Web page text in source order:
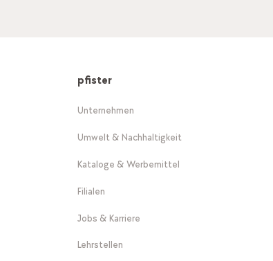
pfister
Unternehmen
Umwelt & Nachhaltigkeit
Kataloge & Werbemittel
Filialen
Jobs & Karriere
Lehrstellen